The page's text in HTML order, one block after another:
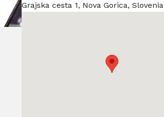
Grajska cesta 1, Nova Gorica, Slovenia